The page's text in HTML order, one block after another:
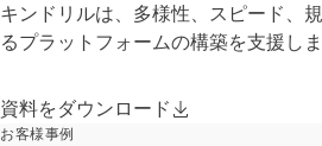
キンドリルは、多様性、スピード、
るプラットフォームの構築を支援しま
資料をダウンロード
お客様事例